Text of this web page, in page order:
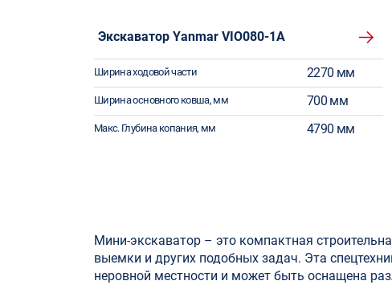
Экскаватор Yanmar VIO080-1A
Ширина ходовой части 2270 мм
Ширина основного ковша, мм 700 мм
Макс. Глубина копания, мм 4790 мм
Мини-экскаватор – это компактная
выемки и других подобных задач. Эта
неровной местности и может быть оснащена